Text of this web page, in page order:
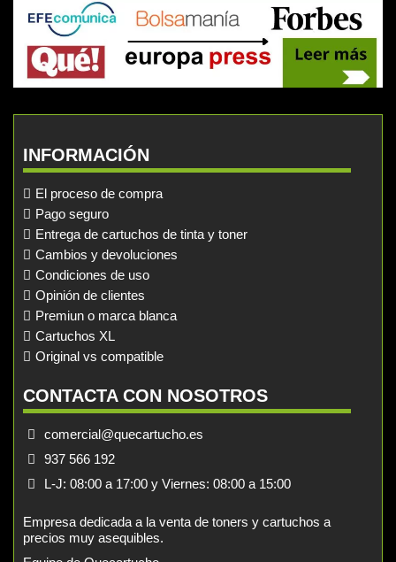
INFORMACIÓN
El proceso de compra
Pago seguro
Entrega de cartuchos de tinta y toner
Cambios y devoluciones
Condiciones de uso
Opinión de clientes
Premiun o marca blanca
Cartuchos XL
Original vs compatible
CONTACTA CON NOSOTROS
comercial@quecartucho.es
937 566 192
L-J: 08:00 a 17:00 y Viernes: 08:00 a 15:00
Empresa dedicada a la venta de toners y cartuchos a
precios muy asequibles.